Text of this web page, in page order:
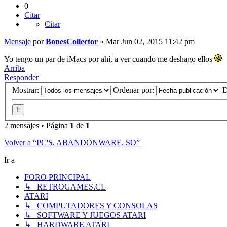
0
Citar
Citar
Mensaje porBonesCollector » Mar Jun 02, 2015 11:42 pm
Yo tengo un par de iMacs por ahí, a ver cuando me deshago ellos
Arriba
Responder
Mostrar:
Ordenar por:
2 mensajes • Página 1 de 1
Volver a “PC'S, ABANDONWARE, SO”
Ir a
FORO PRINCIPAL
↳ RETROGAMES.CL
ATARI
↳ COMPUTADORES Y CONSOLAS
↳ SOFTWARE Y JUEGOS ATARI
↳ HARDWARE ATARI